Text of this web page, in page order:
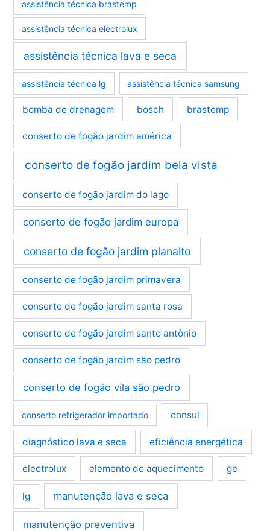
assistência técnica brastemp
assistência técnica electrolux
assistência técnica lava e seca
assistência técnica lg assistência técnica samsung
bomba de drenagem bosch brastemp
conserto de fogão jardim américa
conserto de fogão jardim bela vista
conserto de fogão jardim do lago
conserto de fogão jardim europa
conserto de fogão jardim planalto
conserto de fogão jardim primavera
conserto de fogão jardim santa rosa
conserto de fogão jardim santo antônio
conserto de fogão jardim são pedro
conserto de fogão vila são pedro
conserto refrigerador importado consul
diagnóstico lava e seca eficiência energética
electrolux elemento de aquecimento ge
lg manutenção lava e seca
manutenção preventiva